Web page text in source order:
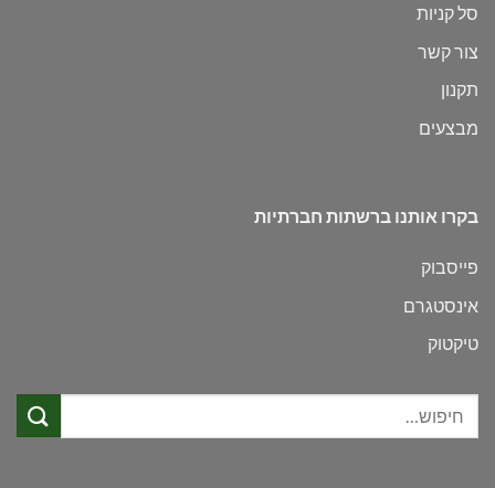
סל קניות
צור קשר
תקנון
מבצעים
בקרו אותנו ברשתות חברתיות
פייסבוק
אינסטגרם
טיקטוק